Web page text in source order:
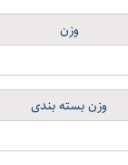
وزن
وزن بسته بندی